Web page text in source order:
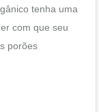
tenha uma
com que seu
porões